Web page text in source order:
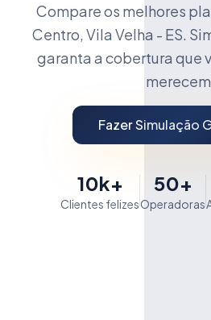
Compare os melhores
Centro, Vila Velha - ES.
garanta a cobertura que
merecem.
Fazer Simulação
10k+
Clientes felizes
50+
Operadoras